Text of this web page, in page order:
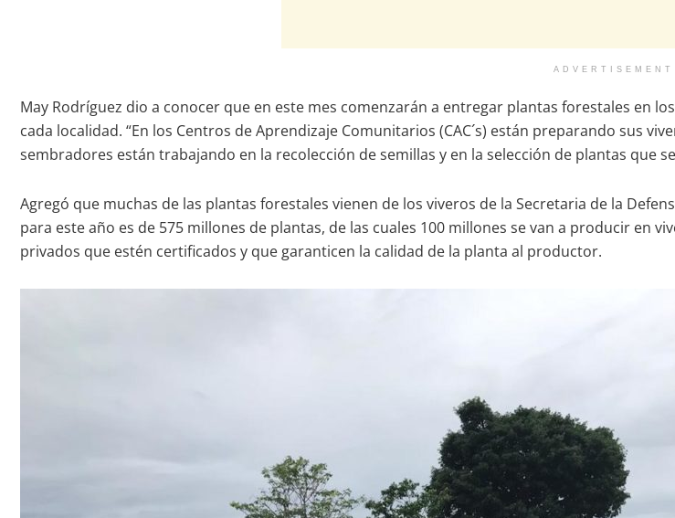
ADVERTISEMENT
May Rodríguez dio a conocer que en este mes comenzarán a entregar plantas forestales en
cada localidad. “En los Centros de Aprendizaje Comunitarios (CAC´s) están preparando sus
sembradores están trabajando en la recolección de semillas y en la selección de plantas que
Agregó que muchas de las plantas forestales vienen de los viveros de la Secretaria de la
para este año es de 575 millones de plantas, de las cuales 100 millones se van a producir en
privados que estén certificados y que garanticen la calidad de la planta al productor.